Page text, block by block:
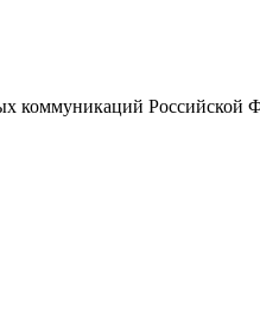
коммуникаций Российской